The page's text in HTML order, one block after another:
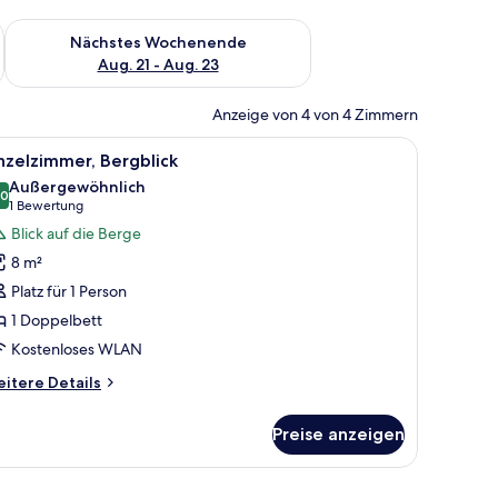
Aug. 14 - Aug. 16.
Nächstes Wochenende
Aug. 21 - Aug. 23
Überprüfe die Verfügbarkeit für nächstes Wochenende, Aug.
Anzeige von 4 von 4 Zimmern
ein Vorhang links.
an der Decke und hängenden Lampen.Ein Schlafzimmer mit einem Bett, einem
3 Bergblick
von 10
Außergewöhnlich
1 Bewertung
(1
Bewertung)
Blick auf die Berge
8 m²
Platz für 1 Person
1 Doppelbett
Kostenloses WLAN
Details
Preise anzeigen